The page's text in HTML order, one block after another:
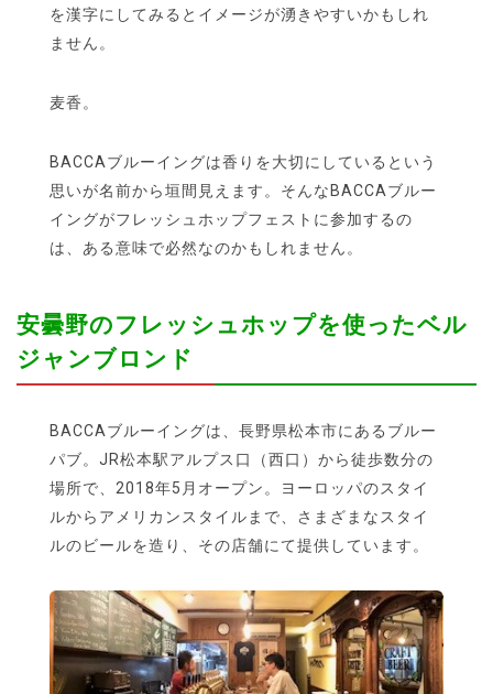
を漢字にしてみるとイメージが湧きやすいかもしれ
ません。
麦香。
BACCAブルーイングは香りを大切にしているという
思いが名前から垣間見えます。そんなBACCAブルー
イングがフレッシュホップフェストに参加するの
は、ある意味で必然なのかもしれません。
安曇野のフレッシュホップを使ったベル
ジャンブロンド
BACCAブルーイングは、長野県松本市にあるブルー
パブ。JR松本駅アルプス口（西口）から徒歩数分の
場所で、2018年5月オープン。ヨーロッパのスタイ
ルからアメリカンスタイルまで、さまざまなスタイ
ルのビールを造り、その店舗にて提供しています。